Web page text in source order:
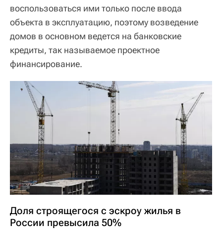
воспользоваться ими только после ввода
объекта в эксплуатацию, поэтому возведение
домов в основном ведется на банковские
кредиты, так называемое проектное
финансирование.
Доля строящегося с эскроу жилья в
России превысила 50%